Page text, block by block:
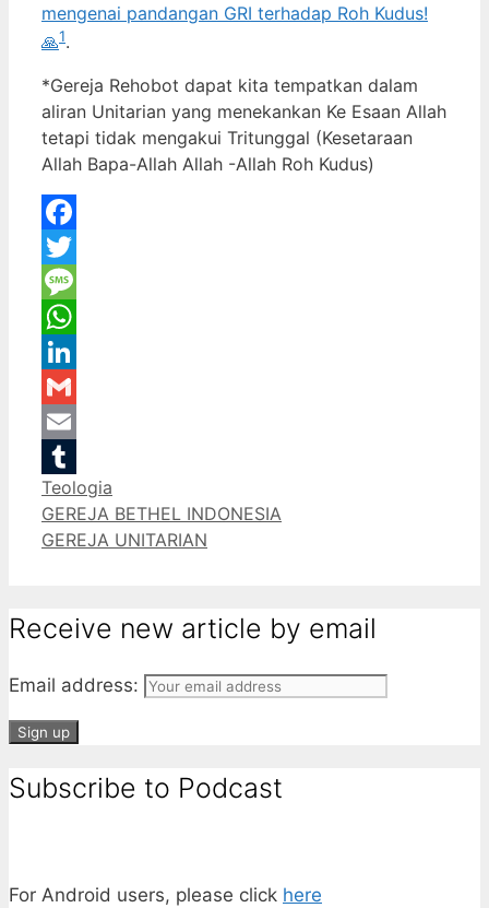
mengenai pandangan GRI terhadap Roh Kudus!
🙏1.
*Gereja Rehobot dapat kita tempatkan dalam
aliran Unitarian yang menekankan Ke Esaan Allah
tetapi tidak mengakui Tritunggal (Kesetaraan
Allah Bapa-Allah Allah -Allah Roh Kudus)
Facebook
Twitter
Message
WhatsApp
LinkedIn
Gmail
Email
Tumblr
Categories
Teologia
GEREJA BETHEL INDONESIA
GEREJA UNITARIAN
Receive new article by email
Email address:
Subscribe to Podcast
For Android users, please click here